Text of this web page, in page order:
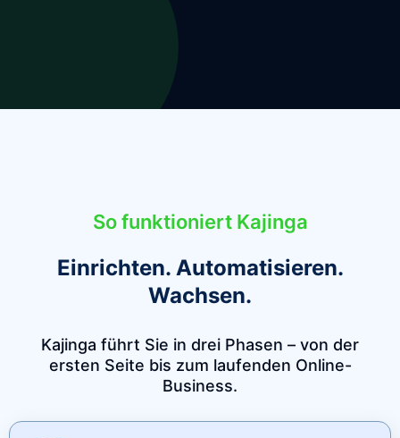
So funktioniert Kajinga
Einrichten. Automatisieren.
Wachsen.
Kajinga führt Sie in drei Phasen – von der
ersten Seite bis zum laufenden Online-
Business.